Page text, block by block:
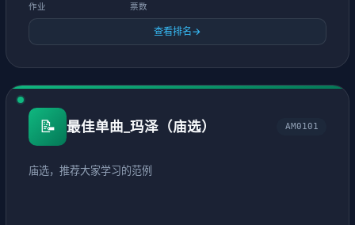
作业 票数
查看排名→
📝 最佳单曲_玛泽（庙选） AM0101
庙选，推荐大家学习的范例